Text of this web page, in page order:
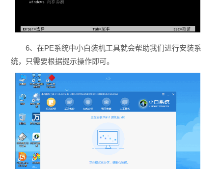
6、在PE系统中小白装机工具就会帮助我们进行安装系
统，只需要根据提示操作即可。